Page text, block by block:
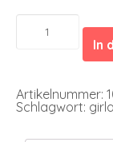
Girlande
schwarz/orange
Halloween
In
Artikelnummer:
Schlagwort: